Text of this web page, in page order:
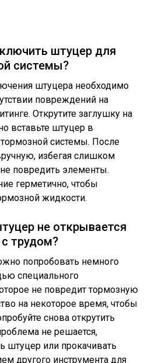
штуцер для
системы?
штуцера необходимо
повреждений на
Открутите заглушку на
вставьте штуцер в
системы. После
избегая слишком
повредить элементы.
герметично, чтобы
жидкости.
не открывается
с трудом?
попробовать немного
специального
не повредит тормозную
на некоторое время, чтобы
снова открутить
не решается,
штуцер или прокачивать
другого инструмента для